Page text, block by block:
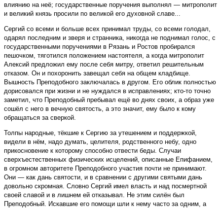
влиянию на неё; государственные поручения выполнял — митрополит
и великий князь просили по великой его духовной славе...
Сергий со всеми и больше всех принимал труды, со всеми голодал,
одарял последним и зверя и странника, никогда не поднимал голос, с
государственными поручениями в Рязань и Ростов пробирался
пешочком, тяготился положением настоятеля, а когда митрополит
Алексий предложил ему после себя митру, ответил решительным
отказом. Он и похоронить завещал себя на общем кладбище.
Вышность Преподобного заключалась в другом. Его облик полностью
дорисовался при жизни и не нуждался в исправлениях; кто-то точно
заметил, что Преподобный пребывал ещё во днях своих, а образ уже
сошёл с него в вечную святость, а это значит, ему было к кому
обращаться за сверкой.
Толпы народные, тёкшие к Сергию за утешением и поддержкой,
видели в нём, надо думать, целителя, родственного небу, одно
прикосновение к которому способно отвести беды. Случаи
сверхъестественных физических исцелений, описанные Епифанием,
в огромном авторитете Преподобного участия почти не принимают.
Они — как дань святости, и в сравнении с другими святыми дань
довольно скромная. Словно Сергий имел власть и над посмертной
своей славой и в лишнем ей отказывал. Не этим силён был
Преподобный. Искавшие его помощи шли к нему часто за одним, а